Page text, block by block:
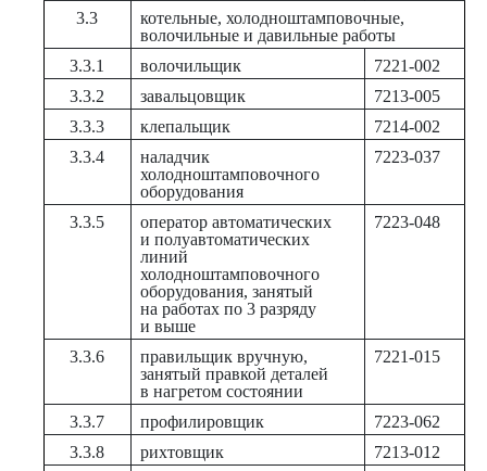
3.3
котельные, холодноштамповочные,
волочильные и давильные работы
3.3.1
волочильщик
7221-002
3.3.2
завальцовщик
7213-005
3.3.3
клепальщик
7214-002
3.3.4
наладчик
холодноштамповочного
оборудования
7223-037
3.3.5
оператор автоматических
и полуавтоматических
линий
холодноштамповочного
оборудования, занятый
на работах по 3 разряду
и выше
7223-048
3.3.6
правильщик вручную,
занятый правкой деталей
в нагретом состоянии
7221-015
3.3.7 профилировщик
7223-062
3.3.8
рихтовщик
7213-012